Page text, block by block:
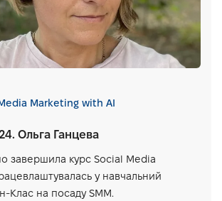
Marketing with AI
Ольга Ганцева
завершила курс Social Media
у навчальний
Клас на посаду SMM.